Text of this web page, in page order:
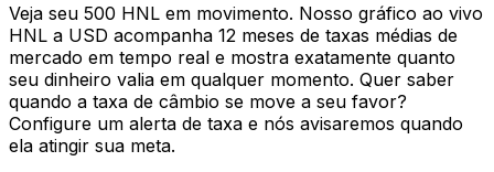
Veja seu 500 HNL em movimento. Nosso gráfico ao vivo
HNL a USD acompanha 12 meses de taxas médias de
mercado em tempo real e mostra exatamente quanto
seu dinheiro valia em qualquer momento. Quer saber
quando a taxa de câmbio se move a seu favor?
Configure um alerta de taxa e nós avisaremos quando
ela atingir sua meta.